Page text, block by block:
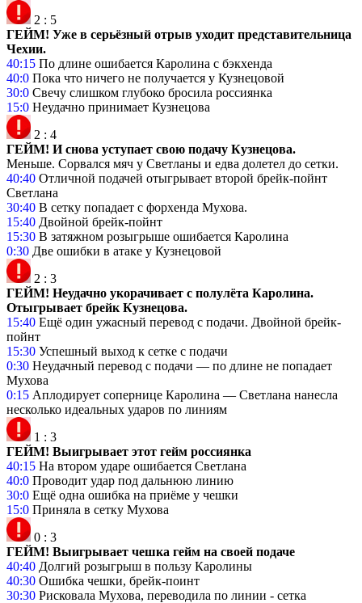
2 : 5
ГЕЙМ! Уже в серьёзный отрыв уходит представительница
Чехии.
40:15 По длине ошибается Каролина с бэкхенда
40:0 Пока что ничего не получается у Кузнецовой
30:0 Свечу слишком глубоко бросила россиянка
15:0 Неудачно принимает Кузнецова
2 : 4
ГЕЙМ! И снова уступает свою подачу Кузнецова.
Меньше. Сорвался мяч у Светланы и едва долетел до сетки.
40:40 Отличной подачей отыгрывает второй брейк-пойнт
Светлана
30:40 В сетку попадает с форхенда Мухова.
15:40 Двойной брейк-пойнт
15:30 В затяжном розыгрыше ошибается Каролина
0:30 Две ошибки в атаке у Кузнецовой
2 : 3
ГЕЙМ! Неудачно укорачивает с полулёта Каролина.
Отыгрывает брейк Кузнецова.
15:40 Ещё один ужасный перевод с подачи. Двойной брейк-
пойнт
15:30 Успешный выход к сетке с подачи
0:30 Неудачный перевод с подачи — по длине не попадает
Мухова
0:15 Аплодирует сопернице Каролина — Светлана нанесла
несколько идеальных ударов по линиям
1 : 3
ГЕЙМ! Выигрывает этот гейм россиянка
40:15 На втором ударе ошибается Светлана
40:0 Проводит удар под дальнюю линию
30:0 Ещё одна ошибка на приёме у чешки
15:0 Приняла в сетку Мухова
0 : 3
ГЕЙМ! Выигрывает чешка гейм на своей подаче
40:40 Долгий розыгрыш в пользу Каролины
40:30 Ошибка чешки, брейк-поинт
30:30 Рисковала Мухова, переводила по линии - сетка